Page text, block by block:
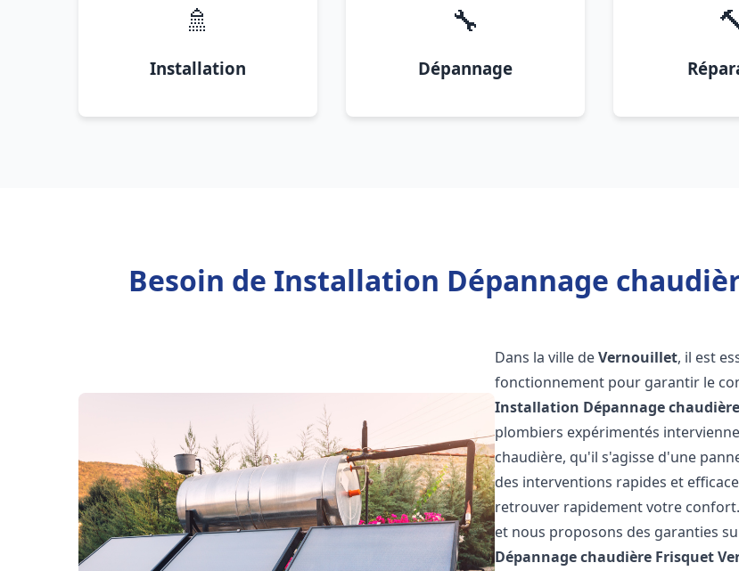
🚿
Installation
🔧
Dépannage
Besoin de Installation Dépannage
Dans la ville deVernouillet, il est
fonctionnement pour garantir le
Installation Dépannage
plombiers expérimentés
chaudière, qu'il s'agisse d'une
des interventions rapides et
retrouver rapidement votre
et nous proposons des garanties
Dépannage chaudière Frisquet